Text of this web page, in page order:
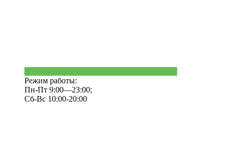
Режим работы:
Пн-Пт 9:00—23:00;
Сб-Вс 10:00-20:00